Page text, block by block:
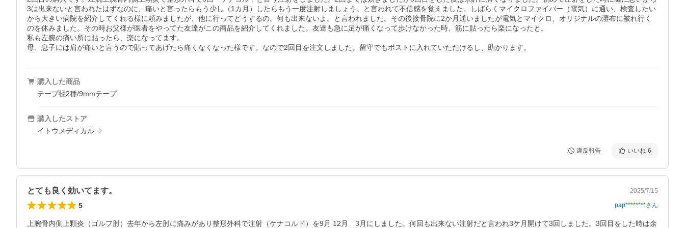
3は出来ないと言われたはずなのに、痛いと言ったらもう少し（1カ月）したらもう一度注射しましょう。と言われて不信感を覚えました。しばらくマイクロファイバー（電気）に通い、検査したい
から大きい病院を紹介してくれる様に頼みましたが、他に行ってどうするの。何も出来ないよ。と言われました。その後接骨院に2か月通いましたが電気とマイクロ、オリジナルの湿布に被れ行く
のを休みました。その時お父様が医者をやってた友達がこの商品を紹介してくれました。友達も急に足が痛くなって歩けなかった時、筋に貼ったら楽になったと。
私も左腕の痛い所に貼ったら、楽になってます。
母、息子には肩が痛いと言うので貼ってあげたら痛くなくなった様です。なので2回目を注文しました。留守でもポストに入れていただけるし、助かります。
購入した商品
テープ径2種/9mmテープ
購入したストア
イトウメディカル
違反報告 いいね 6
とても良く効いてます。 2025/7/15
5 pap********さん
上腕骨内側上顆炎（ゴルフ肘）去年から左肘に痛みがあり整形外科で注射（ケナコルド）を9月 12月　3月にしました。何回も出来ない注射だと言われ3ケ月開けて3回しました。3回目をした時は余